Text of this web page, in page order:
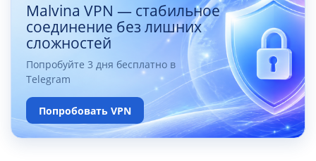
Malvina VPN — стабильное
соединение без лишних
сложностей
Попробуйте 3 дня бесплатно в
Telegram
Попробовать VPN